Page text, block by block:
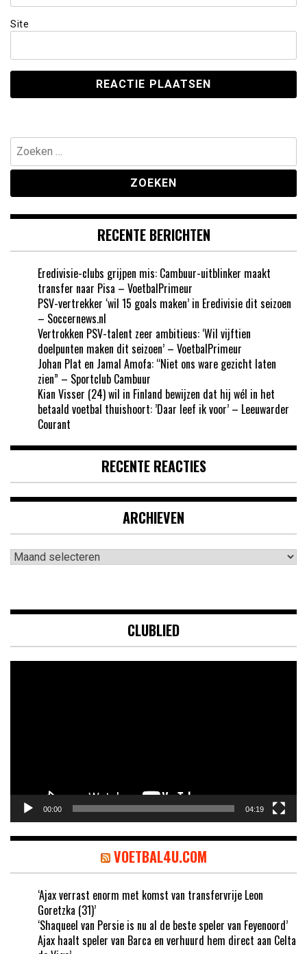
Site
Zoeken
naar:
RECENTE BERICHTEN
Eredivisie-clubs grijpen mis: Cambuur-uitblinker maakt
transfer naar Pisa – VoetbalPrimeur
PSV-vertrekker ‘wil 15 goals maken’ in Eredivisie dit seizoen
– Soccernews.nl
Vertrokken PSV-talent zeer ambitieus: ‘Wil vijftien
doelpunten maken dit seizoen’ – VoetbalPrimeur
Johan Plat en Jamal Amofa: “Niet ons ware gezicht laten
zien” – Sportclub Cambuur
Kian Visser (24) wil in Finland bewijzen dat hij wél in het
betaald voetbal thuishoort: ’Daar leef ik voor’ – Leeuwarder
Courant
RECENTE REACTIES
ARCHIEVEN
Archieven
CLUBLIED
00:00 04:19
VOETBAL4U.COM
‘Ajax verrast enorm met komst van transfervrije Leon
Goretzka (31)’
‘Shaqueel van Persie is nu al de beste speler van Feyenoord’
Ajax haalt speler van Barca en verhuurd hem direct aan Celta